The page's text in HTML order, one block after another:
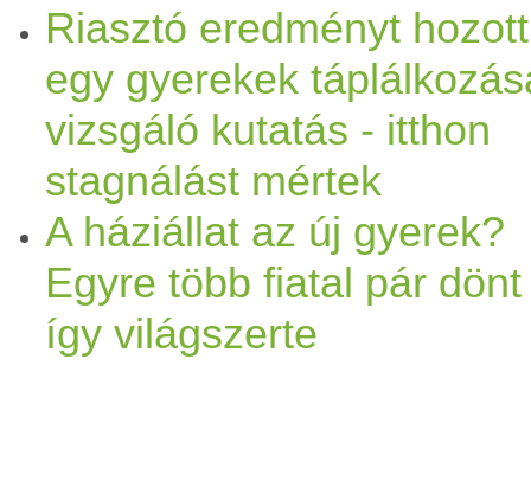
Riasztó eredményt hozott
egy gyerekek
vizsgáló kutatás - itthon
stagnálást mértek
A háziállat az új gyerek?
Egyre több fiatal pár dönt
így világszerte